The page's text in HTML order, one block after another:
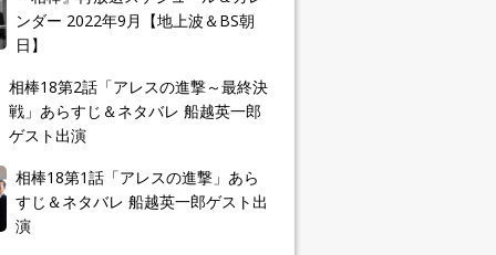
ンダー 2022年9月【地上波＆BS朝
日】
相棒18第2話「アレスの進撃～最終決
戦」あらすじ＆ネタバレ 船越英一郎
ゲスト出演
相棒18第1話「アレスの進撃」あら
すじ＆ネタバレ 船越英一郎ゲスト出
演